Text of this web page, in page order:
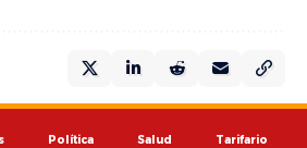
Política Salud
Tarifario